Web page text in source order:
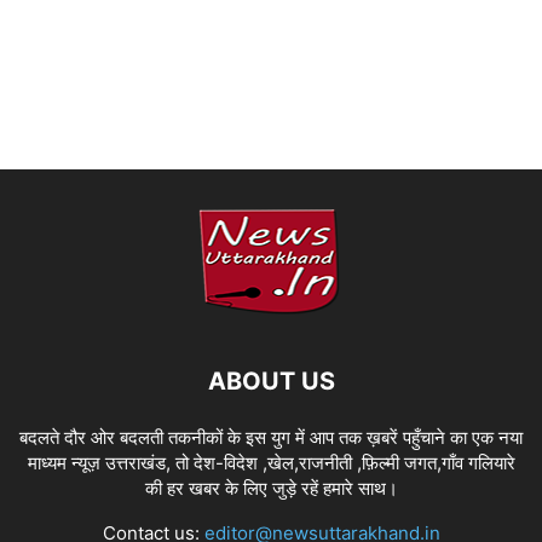
ABOUT US
बदलते दौर ओर बदलती तकनीकों के इस युग में आप तक ख़बरें पहुँचाने का एक नया
माध्यम न्यूज़ उत्तराखंड, तो देश-विदेश ,खेल,राजनीती ,फ़िल्मी जगत,गाँव गलियारे
की हर खबर के लिए जुड़े रहें हमारे साथ।
Contact us: editor@newsuttarakhand.in